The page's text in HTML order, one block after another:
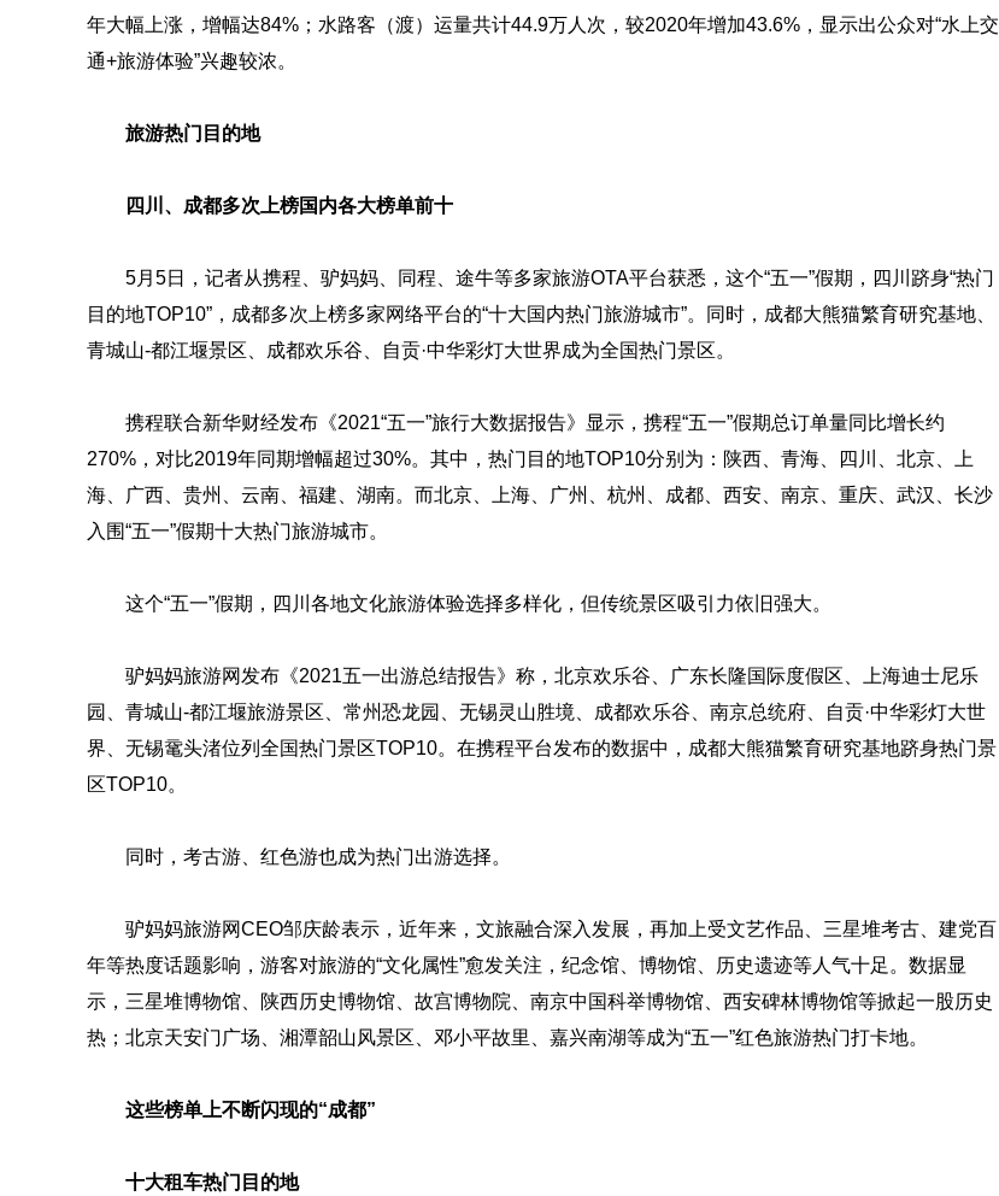
年大幅上涨，增幅达84%；水路客（渡）运量共计44.9万人次，较2020年增加43.6%，显示出公众对“水上交
通+旅游体验”兴趣较浓。
旅游热门目的地
四川、成都多次上榜国内各大榜单前十
5月5日，记者从携程、驴妈妈、同程、途牛等多家旅游OTA平台获悉，这个“五一”假期，四川跻身“热门
目的地TOP10”，成都多次上榜多家网络平台的“十大国内热门旅游城市”。同时，成都大熊猫繁育研究基地、
青城山-都江堰景区、成都欢乐谷、自贡·中华彩灯大世界成为全国热门景区。
携程联合新华财经发布《2021“五一”旅行大数据报告》显示，携程“五一”假期总订单量同比增长约
270%，对比2019年同期增幅超过30%。其中，热门目的地TOP10分别为：陕西、青海、四川、北京、上
海、广西、贵州、云南、福建、湖南。而北京、上海、广州、杭州、成都、西安、南京、重庆、武汉、长沙
入围“五一”假期十大热门旅游城市。
这个“五一”假期，四川各地文化旅游体验选择多样化，但传统景区吸引力依旧强大。
驴妈妈旅游网发布《2021五一出游总结报告》称，北京欢乐谷、广东长隆国际度假区、上海迪士尼乐
园、青城山-都江堰旅游景区、常州恐龙园、无锡灵山胜境、成都欢乐谷、南京总统府、自贡·中华彩灯大世
界、无锡鼋头渚位列全国热门景区TOP10。在携程平台发布的数据中，成都大熊猫繁育研究基地跻身热门景
区TOP10。
同时，考古游、红色游也成为热门出游选择。
驴妈妈旅游网CEO邹庆龄表示，近年来，文旅融合深入发展，再加上受文艺作品、三星堆考古、建党百
年等热度话题影响，游客对旅游的“文化属性”愈发关注，纪念馆、博物馆、历史遗迹等人气十足。数据显
示，三星堆博物馆、陕西历史博物馆、故宫博物院、南京中国科举博物馆、西安碑林博物馆等掀起一股历史
热；北京天安门广场、湘潭韶山风景区、邓小平故里、嘉兴南湖等成为“五一”红色旅游热门打卡地。
这些榜单上不断闪现的“成都”
十大租车热门目的地